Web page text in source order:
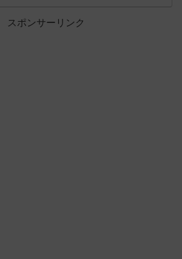
スポンサーリンク